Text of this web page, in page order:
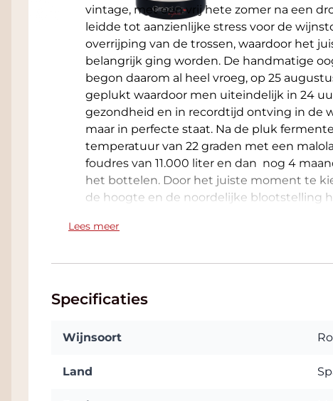
vintage, met een vrij hete zomer na een
leidde tot aanzienlijke stress voor de
overrijping van de trossen, waardoor het
belangrijk ging worden. De handmatige
begon daarom al heel vroeg, op 25
geplukt waardoor men uiteindelijk in 24
gezondheid en in recordtijd ontving in de
maar in perfecte staat. Na de pluk
temperatuur van 22 graden met een
foudres van 11.000 liter en dan nog 4
het bottelen. Door het juiste moment te
de hoogte en de noordelijke blootstelling
zeer lichte tonen van geroosterd hout,
zuurgraad en aangename tannines. Fraaie
W
In de Tab: Bijlage vindt u de
Lees meer
Specificaties
Wijnsoort
Land